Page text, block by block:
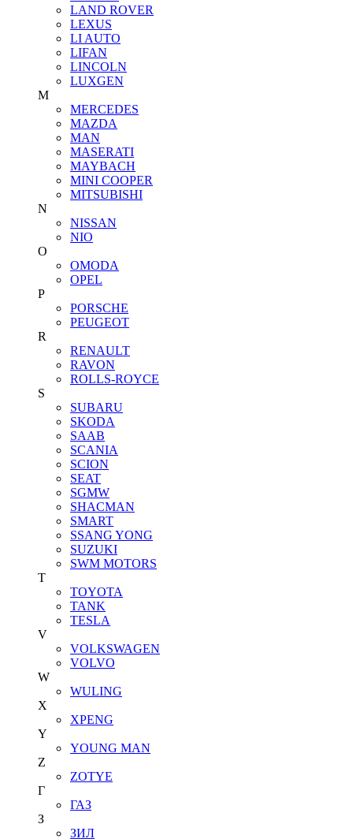
LAND ROVER
LEXUS
LI AUTO
LIFAN
LINCOLN
LUXGEN
M
MERCEDES
MAZDA
MAN
MASERATI
MAYBACH
MINI COOPER
MITSUBISHI
N
NISSAN
NIO
O
OMODA
OPEL
P
PORSCHE
PEUGEOT
R
RENAULT
RAVON
ROLLS-ROYCE
S
SUBARU
SKODA
SAAB
SCANIA
SCION
SEAT
SGMW
SHACMAN
SMART
SSANG YONG
SUZUKI
SWM MOTORS
T
TOYOTA
TANK
TESLA
V
VOLKSWAGEN
VOLVO
W
WULING
X
XPENG
Y
YOUNG MAN
Z
ZOTYE
Г
ГАЗ
З
ЗИЛ